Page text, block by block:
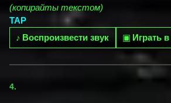
(копирайты текстом)
TAP
♪ Воспроизвести звук ▣ Играть
4.